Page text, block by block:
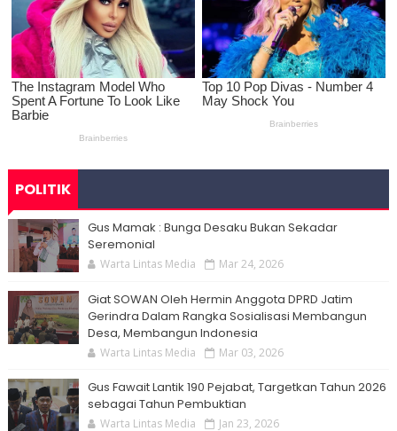
POLITIK
Gus Mamak : Bunga Desaku Bukan Sekadar
Seremonial
Warta Lintas Media Mar 24, 2026
Giat SOWAN Oleh Hermin Anggota DPRD Jatim
Gerindra Dalam Rangka Sosialisasi Membangun
Desa, Membangun Indonesia
Warta Lintas Media Mar 03, 2026
Gus Fawait Lantik 190 Pejabat, Targetkan Tahun 2026
sebagai Tahun Pembuktian
Warta Lintas Media Jan 23, 2026